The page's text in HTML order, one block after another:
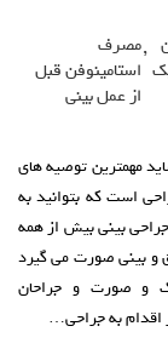
,مصرف
استامینوفن قبل
از عمل بینی
مهمترین توصیه های
است که بتوانید به
بینی بیش از همه
بینی صورت می گیرد
و صورت و جراحان
اقدام به جراحی…